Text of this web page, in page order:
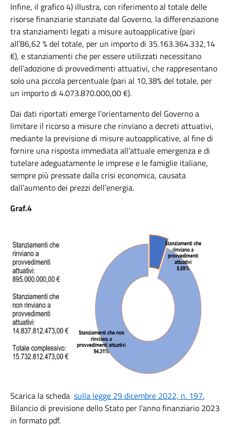
Infine, il grafico 4) illustra, con riferimento al totale delle
risorse finanziarie stanziate dal Governo, la differenziazione
tra stanziamenti legati a misure autoapplicative (pari
all’86,62 % del totale, per un importo di 35.163.364.332,14
€), e stanziamenti che per essere utilizzati necessitano
dell’adozione di provvedimenti attuativi, che rappresentano
solo una piccola percentuale (pari al 10,38% del totale, per
un importo di 4.073.870.000,00 €).
Dai dati riportati emerge l’orientamento del Governo a
limitare il ricorso a misure che rinviano a decreti attuativi,
mediante la previsione di misure autoapplicative, al fine di
fornire una risposta immediata all’attuale emergenza e di
tutelare adeguatamente le imprese e le famiglie italiane,
sempre più pressate dalla crisi economica, causata
dall’aumento dei prezzi dell’energia.
Graf.4
Scarica la scheda sulla legge 29 dicembre 2022, n. 197.
Bilancio di previsione dello Stato per l'anno finanziario 2023
in formato pdf.